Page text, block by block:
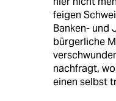
feigen
Banken- und
bürgerliche
nachfragt,
einen selbst